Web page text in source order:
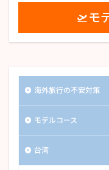
🛫モ
海外旅行の不安対策
モデルコース
台湾